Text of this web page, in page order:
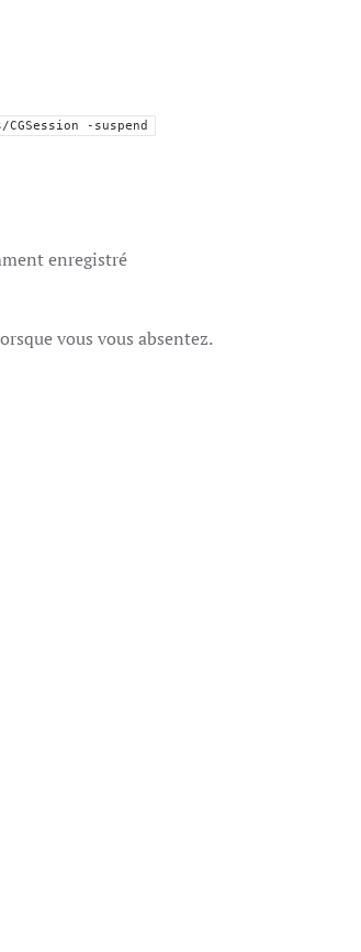
-suspend
enregistré
vous vous absentez.